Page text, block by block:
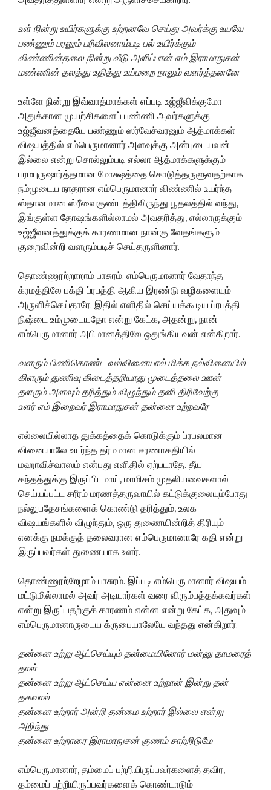
உள் நின்று உயிர்களுக்கு உற்றனவே செய்து அவர்க்கு உயவே
பண்ணும் பரனும் பரிவிலனாம்படி பல் உயிர்க்கும்
விண்ணின்தலை நின்று வீடு அளிப்பான் எம் இராமாநுசன்
மண்ணின் தலத்து உதித்து உய்மறை நாலும் வளர்த்தனனே
உள்ளே நின்று இவ்வாத்மாக்கள் எப்படி உஜ்ஜீவிக்குமோ
அதுக்கான முயற்சிகளைப் பண்ணி அவர்களுக்கு
உஜ்ஜீவனத்தையே பண்ணும் ஸர்வேச்வரனும் ஆத்மாக்கள்
விஷயத்தில் எம்பெருமானார் அளவுக்கு அன்புடையவன்
இல்லை என்று சொல்லும்படி எல்லா ஆத்மாக்களுக்கும்
பரமபுருஷார்த்தமான மோக்ஷத்தை கொடுத்தருளுவதற்காக
நம்முடைய நாதரான எம்பெருமானார் விண்ணில் உயர்ந்த
ஸ்தானமான ஸ்ரீவைகுண்டத்திலிருந்து பூதலத்தில் வந்து,
இங்குள்ள தோஷங்களில்லாமல் அவதரித்து, எல்லாருக்கும்
உஜ்ஜீவனத்துக்குக் காரணமான நான்கு வேதங்களும்
குறைவின்றி வளரும்படிச் செய்தருளினார்.
தொண்ணூற்றாறாம் பாசுரம். எம்பெருமானார் வேதாந்த
க்ரமத்திலே பக்தி ப்ரபத்தி ஆகிய இரண்டு வழிகளையும்
அருளிச்செய்தாரே. இதில் எளிதில் செய்யக்கூடிய ப்ரபத்தி
நிஷ்டை உம்முடையதோ என்று கேட்க, அதன்று, நான்
எம்பெருமானார் அபிமானத்திலே ஒதுங்கியவன் என்கிறார்.
வளரும் பிணிகொண்ட வல்வினையால் மிக்க நல்வினையில்
கிளரும் துணிவு கிடைத்தறியாது முடைத்தலை ஊன்
தளரும் அளவும் தரித்தும் விழுந்தும் தனி திரிவேற்கு
உளர் எம் இறைவர் இராமாநுசன் தன்னை உற்றவரே
எல்லையில்லாத துக்கத்தைக் கொடுக்கும் ப்ரபலமான
வினையாலே உயர்ந்த தர்மமான சரணாகதியில்
மஹாவிச்வாஸம் என்பது எளிதில் ஏற்படாதே. தீய
கந்தத்துக்கு இருப்பிடமாய், மாமிசம் முதலியவைகளால்
செய்யப்பட்ட சரீரம் மரணத்தருவாயில் கட்டுக்குலையும்போது
நல்லுபதேசங்களைக் கொண்டு தரித்தும், உலக
விஷயங்களில் விழுந்தும், ஒரு துணையின்றித் திரியும்
எனக்கு நமக்குத் தலைவரான எம்பெருமானாரே கதி என்று
இருப்பவர்கள் துணையாக உளர்.
தொண்ணூற்றேழாம் பாசுரம். இப்படி எம்பெருமானார் விஷயம்
மட்டுமில்லாமல் அவர் அடியார்கள் வரை விரும்பத்தக்கவர்கள்
என்று இருப்பதற்குக் காரணம் என்ன என்று கேட்க, அதுவும்
எம்பெருமானாருடைய க்ருபையாலேயே வந்தது என்கிறார்.
தன்னை உற்று ஆட்செய்யும் தன்மையினோர் மன்னு தாமரைத்
தாள்
தன்னை உற்று ஆட்செய்ய என்னை உற்றான் இன்று தன்
தகவால்
தன்னை உற்றார் அன்றி தன்மை உற்றார் இல்லை என்று
அறிந்து
தன்னை உற்றாரை இராமாநுசன் குணம் சாற்றிடுமே
எம்பெருமானார், தம்மைப் பற்றியிருப்பவர்களைத் தவிர,
தம்மைப் பற்றியிருப்பவர்களைக் கொண்டாடும்